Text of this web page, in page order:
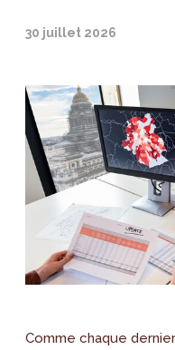
30 juillet 2026
Comme chaque